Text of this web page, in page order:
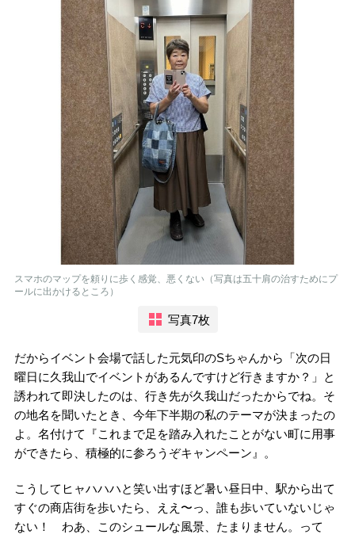
スマホのマップを頼りに歩く感覚、悪くない（写真は五十肩の治すためにプ
ールに出かけるところ）
写真7枚
だからイベント会場で話した元気印のSちゃんから「次の日
曜日に久我山でイベントがあるんですけど行きますか？」と
誘われて即決したのは、行き先が久我山だったからでね。そ
の地名を聞いたとき、今年下半期の私のテーマが決まったの
よ。名付けて『これまで足を踏み入れたことがない町に用事
ができたら、積極的に参ろうぞキャンペーン』。
こうしてヒャハハハと笑い出すほど暑い昼日中、駅から出て
すぐの商店街を歩いたら、ええ〜っ、誰も歩いていないじゃ
ない！ わあ、このシュールな風景、たまりません。って